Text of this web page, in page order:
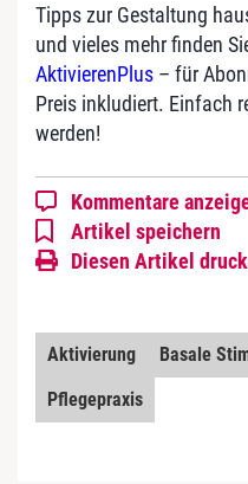
Tipps zur Gestaltung
und vieles mehr finden
AktivierenPlus – für
Preis inkludiert. Einfach
werden!
Kommentare
Artikel speichern
Diesen Artikel
Aktivierung Basale
Pflegepraxis